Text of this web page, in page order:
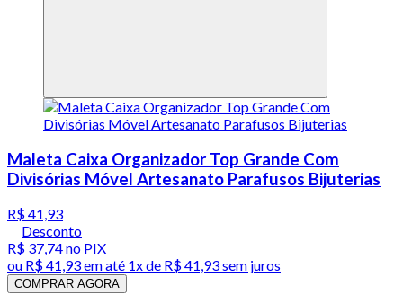
Maleta Caixa Organizador Top Grande Com
Divisórias Móvel Artesanato Parafusos Bijuterias
R$ 41,93
Desconto
R$ 37,74no PIX
ou R$ 41,93em até 1x de R$ 41,93sem juros
COMPRAR AGORA